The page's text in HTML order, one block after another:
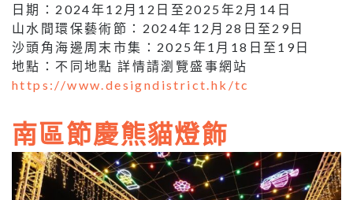
日期：2024年12月12日至2025年2月14日
山水間環保藝術節：2024年12月28日至29日
沙頭角海邊周末市集：2025年1月18日至19日
地點：不同地點 詳情請瀏覽盛事網站
https://www.designdistrict.hk/tc
南區節慶熊貓燈飾